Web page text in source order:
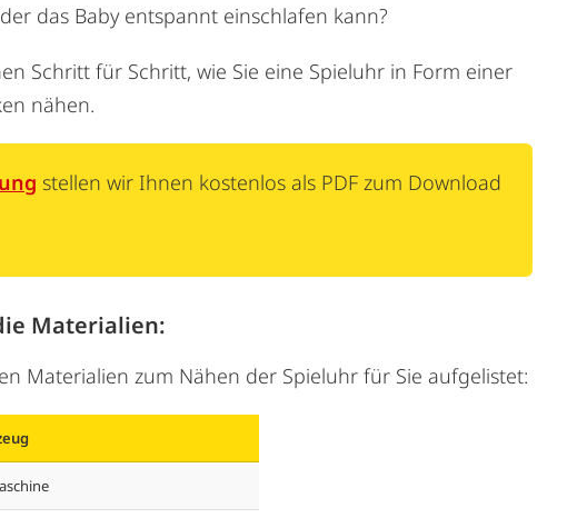
das Baby entspannt einschlafen kann?
Schritt für Schritt, wie Sie eine Spieluhr in Form einer
nähen.
stellen wir Ihnen kostenlos als PDF zum Download
Materialien:
Materialien zum Nähen der Spieluhr für Sie aufgelistet: